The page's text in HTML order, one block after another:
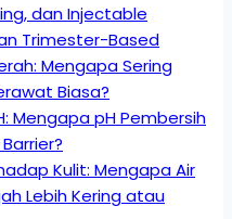
dan Injectable
Trimester-Based
Mengapa Sering
Biasa?
Mengapa pH Pembersih
Kulit: Mengapa Air
Lebih Kering atau